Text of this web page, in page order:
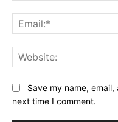
Save my name,
next time I comment.